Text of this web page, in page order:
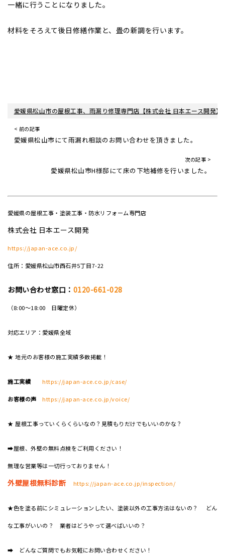
一緒に行うことになりました。
材料をそろえて後日修繕作業と、畳の新調を行います。
愛媛県松山市の屋根工事、雨漏り修理専門店【株式会社 日本エース開発】
< 前の記事
愛媛県松山市にて雨漏れ相談のお問い合わせを頂きました。
次の記事 >
愛媛県松山市H様邸にて床の下地補修を行いました。
愛媛県の屋根工事・塗装工事・防水リフォーム専門店
株式会社 日本エース開発
https://japan-ace.co.jp/
住所：愛媛県松山市西石井5丁目7-22
お問い合わせ窓口： 0120-661-028
（8:00～18:00 日曜定休）
対応エリア：愛媛県全域
★ 地元のお客様の施工実績多数掲載！
施工実績 https://japan-ace.co.jp/case/
お客様の声 https://japan-ace.co.jp/voice/
★ 屋根工事っていくらくらいなの？見積もりだけでもいいのかな？
➡屋根、外壁の無料点検をご利用ください！
無理な営業等は一切行っておりません！
外壁屋根無料診断 https://japan-ace.co.jp/inspection/
★色を塗る前にシミュレーションしたい、塗装以外の工事方法はないの？ どん
な工事がいいの？ 業者はどうやって選べばいいの？
➡ どんなご質問でもお気軽にお問い合わせください！